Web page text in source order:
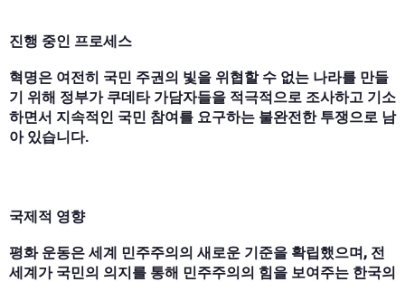
진행 중인 프로세스
혁명은 여전히 국민 주권의 빛을 위협할 수 없는 나라를 만들
기 위해 정부가 쿠데타 가담자들을 적극적으로 조사하고 기소
하면서 지속적인 국민 참여를 요구하는 불완전한 투쟁으로 남
아 있습니다.
국제적 영향
평화 운동은 세계 민주주의의 새로운 기준을 확립했으며, 전
세계가 국민의 의지를 통해 민주주의의 힘을 보여주는 한국의